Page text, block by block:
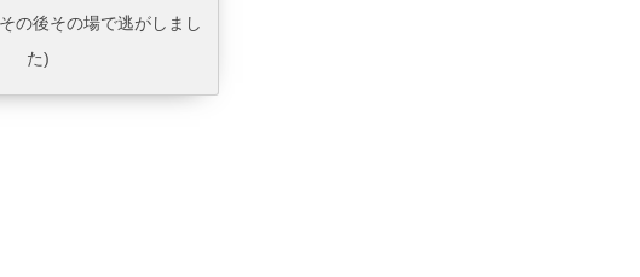
の後その場で逃がしまし
た)